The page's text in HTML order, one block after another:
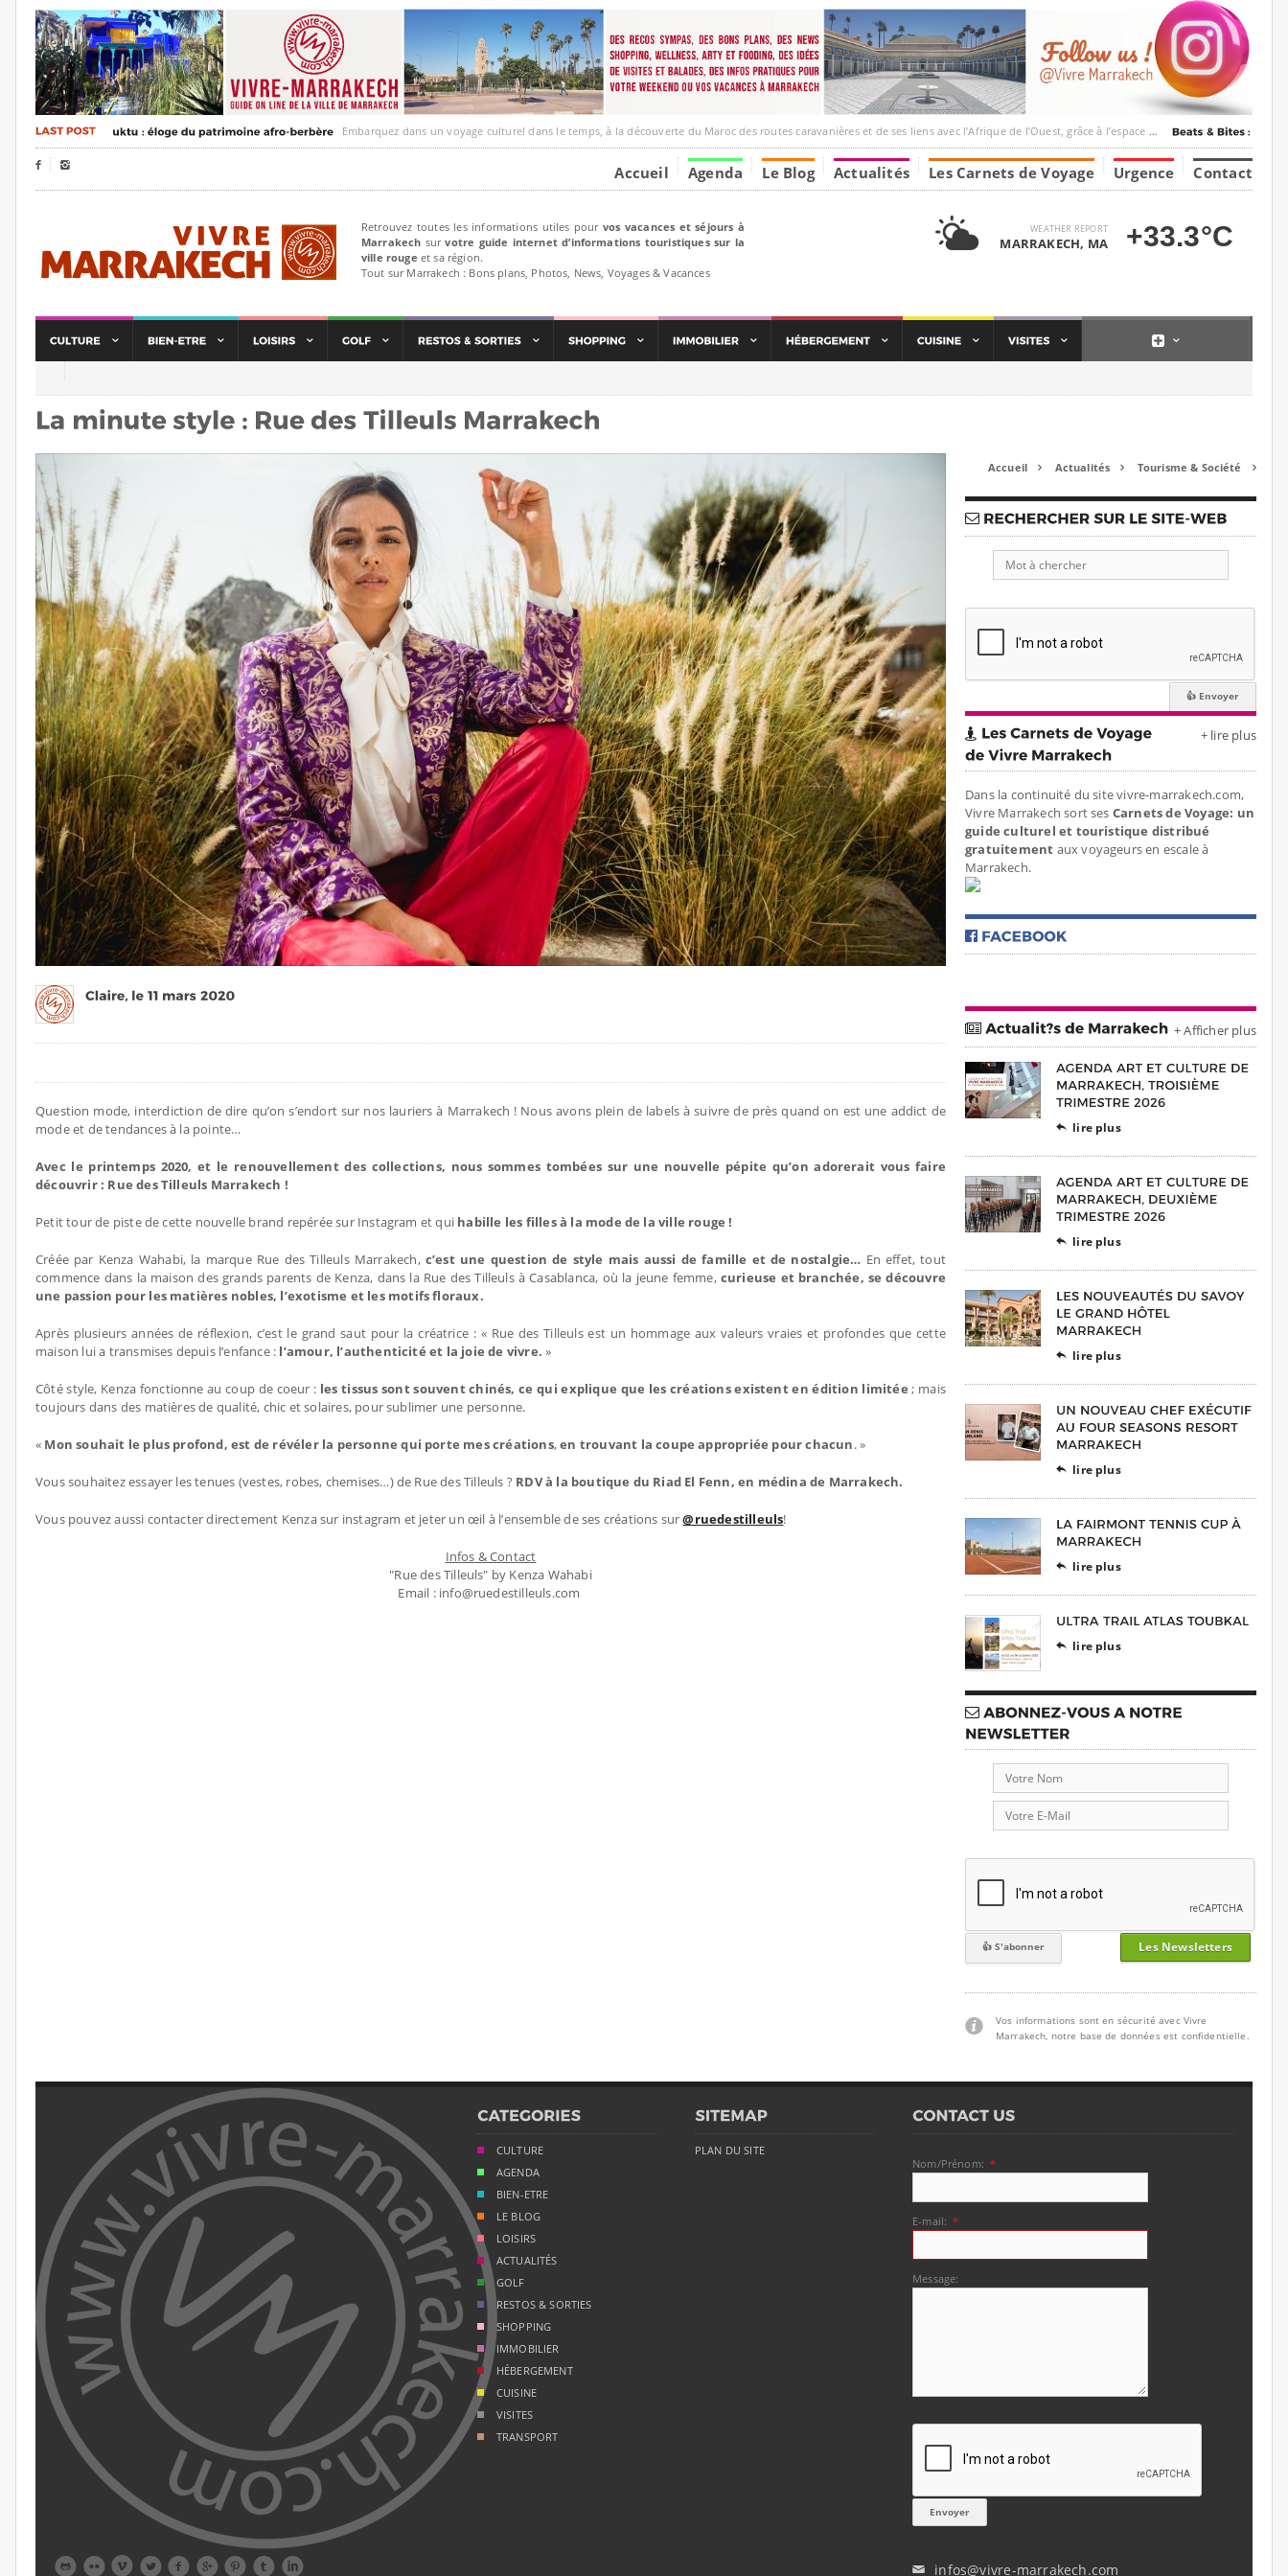
Embarquez dans un voyage culturel dans le temps, à la découverte du Maroc des routes caravanières et de ses liens avec l’Afrique de l’Ouest, grâce à l’espace Marrakesh-Tumbuktu.
  Accueil Agenda Le Blog Actualités Les Carnets de Voyage Urgence Contact
Retrouvez toutes les informations utiles pour vos vacances et séjours à
Marrakech survotre guide internet d’informations touristiques sur la
ville rouge et sa région.
Tout sur Marrakech : Bons plans, Photos, News, Voyages & Vacances
WEATHER REPORT
MARRAKECH, MA +33.3°C
Question mode, interdiction de dire qu’on s’endort sur nos lauriers à Marrakech ! Nous avons plein de labels à suivre de près quand on est une addict de
mode et de tendances à la pointe…
Avec le printemps 2020, et le renouvellement des collections, nous sommes tombées sur une nouvelle pépite qu’on adorerait vous faire
découvrir : Rue des Tilleuls Marrakech !
Petit tour de piste de cette nouvelle brand repérée sur Instagram et qui habille les filles à la mode de la ville rouge !
Créée par Kenza Wahabi, la marque Rue des Tilleuls Marrakech, c’est une question de style mais aussi de famille et de nostalgie… En effet, tout
commence dans la maison des grands parents de Kenza, dans la Rue des Tilleuls à Casablanca, où la jeune femme,curieuse et branchée, se découvre
une passion pour les matières nobles, l’exotisme et les motifs floraux.
Après plusieurs années de réflexion, c’est le grand saut pour la créatrice : « Rue des Tilleuls est un hommage aux valeurs vraies et profondes que cette
maison lui a transmises depuis l’enfance : l’amour, l’authenticité et la joie de vivre. »
Côté style, Kenza fonctionne au coup de coeur : les tissus sont souvent chinés, ce qui explique que les créations existent en édition limitée; mais
toujours dans des matières de qualité, chic et solaires, pour sublimer une personne.
« Mon souhait le plus profond, est de révéler la personne qui porte mes créations,en trouvant la coupe appropriée pour chacun. »
Vous souhaitez essayer les tenues (vestes, robes, chemises…) de Rue des Tilleuls ? RDV à la boutique du Riad El Fenn, en médina de Marrakech.
Vous pouvez aussi contacter directement Kenza sur instagram et jeter un œil à l’ensemble de ses créations sur@ruedestilleuls!
Infos & Contact
"Rue des Tilleuls" by Kenza Wahabi
Email : info@ruedestilleuls.com
Accueil  Actualités  Tourisme & Société 
+ lire plus
Dans la continuité du site vivre-marrakech.com,
Vivre Marrakech sort ses Carnets de Voyage: un
guide culturel et touristique distribué
gratuitement aux voyageurs en escale à
Marrakech.
+ Afficher plus
 lire plus
 lire plus
 lire plus
 lire plus
 lire plus
 lire plus
Les Newsletters
Vos informations sont en sécurité avec Vivre
Marrakech, notre base de données est confidentielle.
        
CULTURE
AGENDA
BIEN-ETRE
LE BLOG
LOISIRS
ACTUALITÉS
GOLF
RESTOS & SORTIES
SHOPPING
IMMOBILIER
HÉBERGEMENT
CUISINE
VISITES
TRANSPORT
PLAN DU SITE
Nom/Prénom: *
E-mail: *
Message:
✉ infos@vivre-marrakech.com